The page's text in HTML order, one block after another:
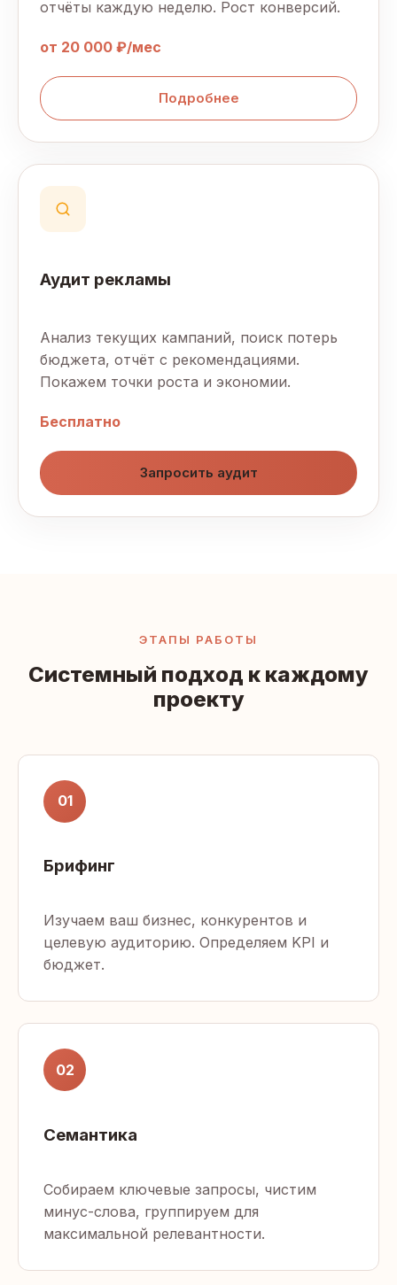
отчёты каждую неделю. Рост конверсий.
от 20 000 ₽/мес
Подробнее
Аудит рекламы
Анализ текущих кампаний, поиск потерь
бюджета, отчёт с рекомендациями.
Покажем точки роста и экономии.
Бесплатно
Запросить аудит
ЭТАПЫ РАБОТЫ
Системный подход к каждому
проекту
01
Брифинг
Изучаем ваш бизнес, конкурентов и
целевую аудиторию. Определяем KPI и
бюджет.
02
Семантика
Собираем ключевые запросы, чистим
минус-слова, группируем для
максимальной релевантности.